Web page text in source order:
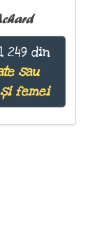
din
sau
femei